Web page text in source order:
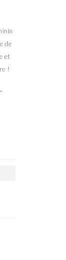
de
et
!